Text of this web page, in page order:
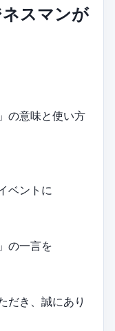
スマンが
の意味と使い方
ベントに
の一言を
だき、誠にあり